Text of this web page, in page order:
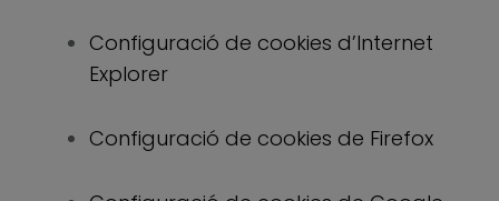
Configuració de cookies d’Internet
Explorer
Configuració de cookies de Firefox